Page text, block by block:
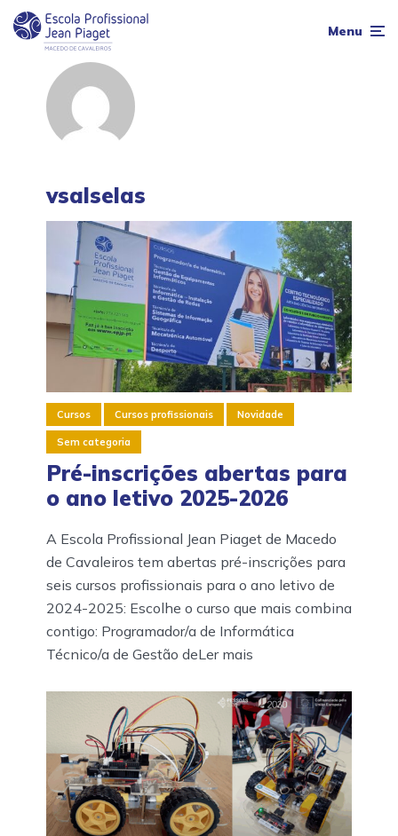
Menu
vsalselas
Cursos Cursos profissionais Novidade
Sem categoria
Pré-inscrições abertas para
o ano letivo 2025-2026
A Escola Profissional Jean Piaget de Macedo
de Cavaleiros tem abertas pré-inscrições para
seis cursos profissionais para o ano letivo de
2024-2025: Escolhe o curso que mais combina
contigo: Programador/a de Informática
Técnico/a de Gestão deLer mais